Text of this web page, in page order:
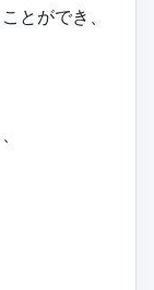
とができ、